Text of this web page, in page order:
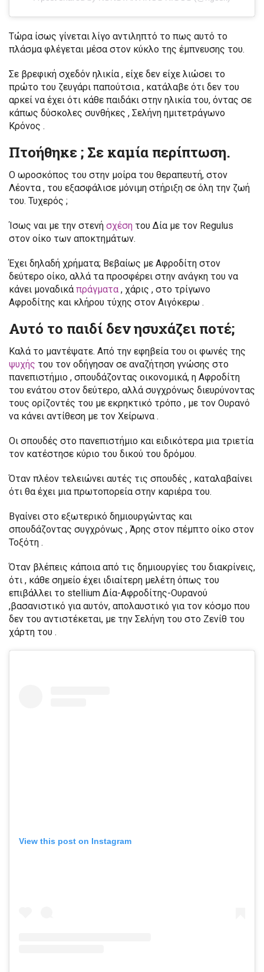
Τώρα ίσως γίνεται λίγο αντιληπτό το πως αυτό το
πλάσμα φλέγεται μέσα στον κύκλο της έμπνευσης του.
Σε βρεφική σχεδόν ηλικία , είχε δεν είχε λιώσει το
πρώτο του ζευγάρι παπούτσια , κατάλαβε ότι δεν του
αρκεί να έχει ότι κάθε παιδάκι στην ηλικία του, όντας σε
κάπως δύσκολες συνθήκες , Σελήνη ημιτετράγωνο
Κρόνος .
Πτοήθηκε ; Σε καμία περίπτωση.
Ο ωροσκόπος του στην μοίρα του θεραπευτή, στον
Λέοντα , του εξασφάλισε μόνιμη στήριξη σε όλη την ζωή
του. Τυχερός ;
Ίσως ναι με την στενή σχέση του Δία με τον Regulus
στον οίκο των αποκτημάτων.
Έχει δηλαδή χρήματα; Βεβαίως με Αφροδίτη στον
δεύτερο οίκο, αλλά τα προσφέρει στην ανάγκη του να
κάνει μοναδικά πράγματα , χάρις , στο τρίγωνο
Αφροδίτης και κλήρου τύχης στον Αιγόκερω .
Αυτό το παιδί δεν ησυχάζει ποτέ;
Καλά το μαντέψατε. Από την εφηβεία του οι φωνές της
ψυχής του τον οδήγησαν σε αναζήτηση γνώσης στο
πανεπιστήμιο , σπουδάζοντας οικονομικά, η Αφροδίτη
του ενάτου στον δεύτερο, αλλά συγχρόνως διευρύνοντας
τους ορίζοντές του με εκρηκτικό τρόπο , με τον Ουρανό
να κάνει αντίθεση με τον Χείρωνα .
Οι σπουδές στο πανεπιστήμιο και ειδικότερα μια τριετία
τον κατέστησε κύριο του δικού του δρόμου.
Όταν πλέον τελειώνει αυτές τις σπουδές , καταλαβαίνει
ότι θα έχει μια πρωτοπορεία στην καριέρα του.
Βγαίνει στο εξωτερικό δημιουργώντας και
σπουδάζοντας συγχρόνως , Άρης στον πέμπτο οίκο στον
Τοξότη .
Όταν βλέπεις κάποια από τις δημιουργίες του διακρίνεις,
ότι , κάθε σημείο έχει ιδιαίτερη μελέτη όπως του
επιβάλλει το stellium Δία-Αφροδίτης-Ουρανού
,βασανιστικό για αυτόν, απολαυστικό για τον κόσμο που
δεν του αντιστέκεται, με την Σελήνη του στο Ζενίθ του
χάρτη του .
View this post on Instagram